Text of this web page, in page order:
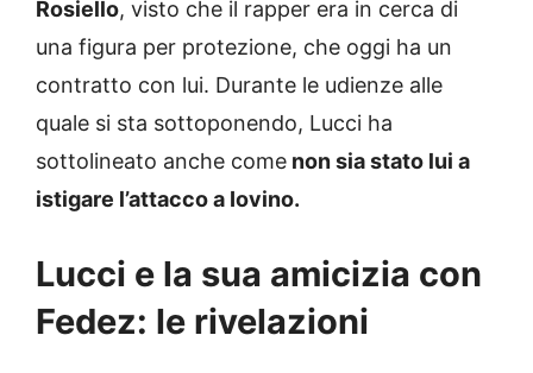
Rosiello, visto che il rapper era in cerca di
una figura per protezione, che oggi ha un
contratto con lui. Durante le udienze alle
quale si sta sottoponendo, Lucci ha
sottolineato anche come non sia stato lui a
istigare l’attacco a Iovino.
Lucci e la sua amicizia con
Fedez: le rivelazioni